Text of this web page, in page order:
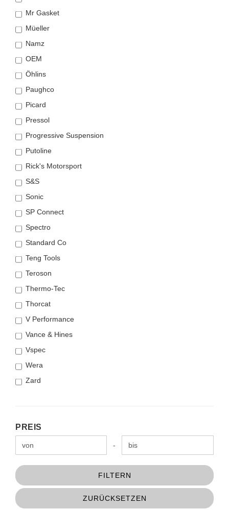
Mr Gasket
Müeller
Namz
OEM
Öhlins
Paughco
Picard
Pressol
Progressive Suspension
Putoline
Rick's Motorsport
S&S
Sonic
SP Connect
Spectro
Standard Co
Teng Tools
Teroson
Thermo-Tec
Thorcat
V Performance
Vance & Hines
Vspec
Wera
Zard
PREIS
PREIS
Preis bis -
FILTERN
ZURÜCKSETZEN